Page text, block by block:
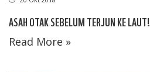
ASAH OTAK SEBELUM TERJUN KE LAUT!
Read More »